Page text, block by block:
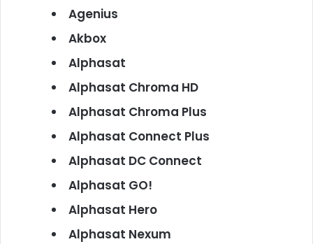
Agenius
Akbox
Alphasat
Alphasat Chroma HD
Alphasat Chroma Plus
Alphasat Connect Plus
Alphasat DC Connect
Alphasat GO!
Alphasat Hero
Alphasat Nexum